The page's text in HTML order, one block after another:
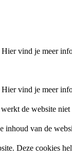
vind je meer
vind je meer
de website
van de
Deze cookies